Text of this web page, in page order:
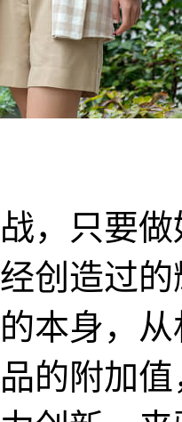
，只要
创造过
本身，
的附加